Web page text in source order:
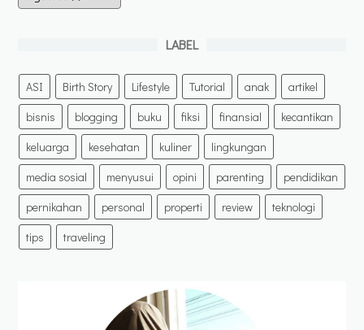
LABEL
ASI Birth Story Lifestyle Tutorial anak
artikel
bisnis
blogging buku fiksi finansial
kecantikan
keluarga
kesehatan kuliner
lingkungan
media sosial
menyusui opini parenting
pendidikan
pernikahan
personal properti review
teknologi
tips
traveling